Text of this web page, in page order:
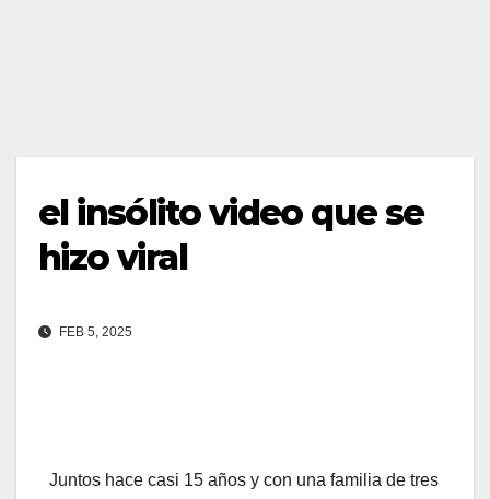
el insólito video que se
hizo viral
FEB 5, 2025
Juntos hace casi 15 años y con una familia de tres